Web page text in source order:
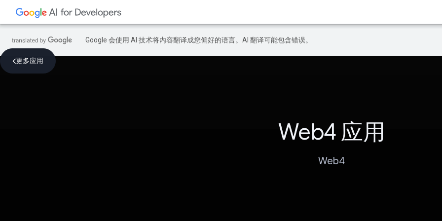
Google 会使用 AI 技术将内容翻译成您偏好的语言。AI 翻译可能包含错误。
更多应用
Web4 应用
Web4